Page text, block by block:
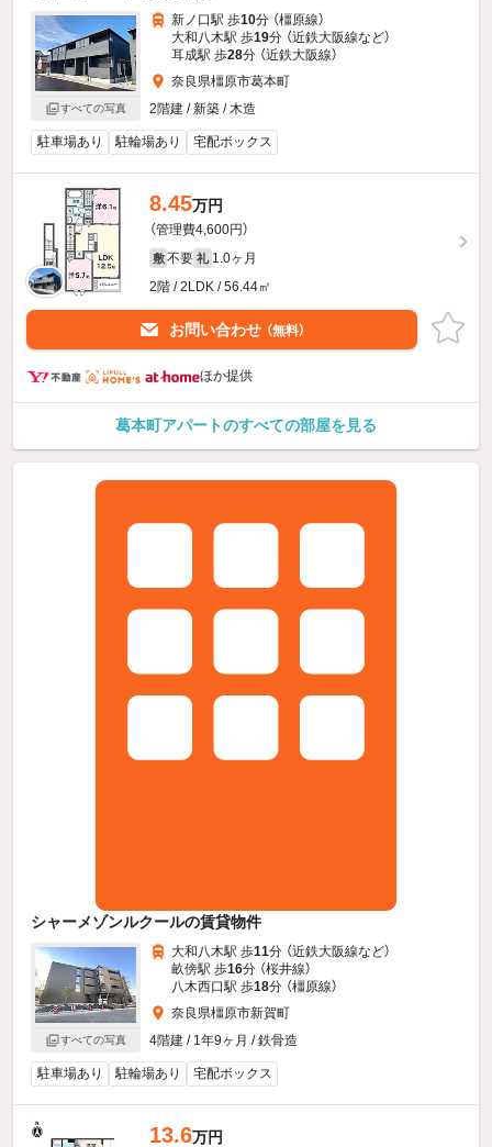
すべての写真
新ノ口駅 歩10分 （橿原線）
大和八木駅 歩19分 （近鉄大阪線など）
耳成駅 歩28分 （近鉄大阪線）
奈良県橿原市葛本町
2階建 / 新築 / 木造
駐車場あり 駐輪場あり 宅配ボックス
8.45万円
（管理費4,600円）
敷 不要 礼 1.0ヶ月
2階 / 2LDK / 56.44㎡
お問い合わせ （無料）
ほか提供
葛本町アパートのすべての部屋を見る
シャーメゾンルクールの賃貸物件
すべての写真
大和八木駅 歩11分 （近鉄大阪線など）
畝傍駅 歩16分 （桜井線）
八木西口駅 歩18分 （橿原線）
奈良県橿原市新賀町
4階建 / 1年9ヶ月 / 鉄骨造
駐車場あり 駐輪場あり 宅配ボックス
13.6万円